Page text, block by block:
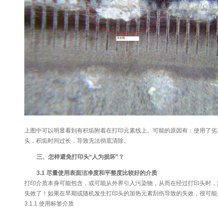
上图中可以明显看到有积垢附着在打印元素线上。可能的原因有：使用了
头，积垢时间过长，导致无法彻底清除。
三、怎样避免打印头“人为损坏”？
3.1 尽量使用表面洁净度和平整度比较好的介质
打印介质本身可能包含，或可能从外界引入污染物，从而在经过打印头时
失效了！如果在早期或随机发生打印头的加热元素刮伤导致的失效，很可
3.1.1 使用标签介质